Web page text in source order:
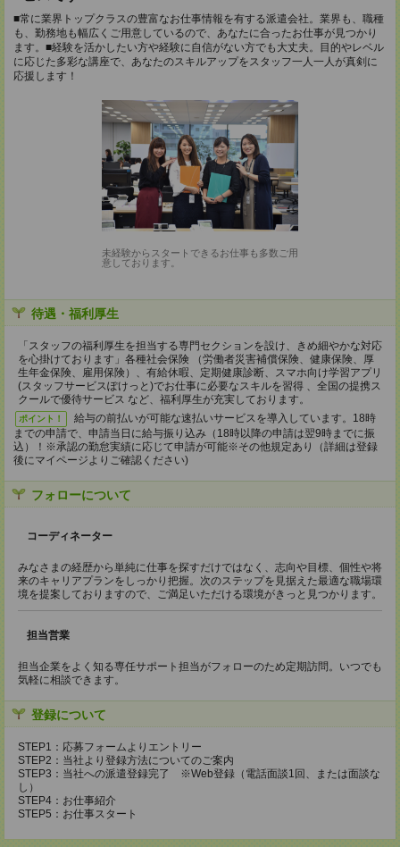
■常に業界トップクラスの豊富なお仕事情報を有する派遣会社。業界も、職種
も、勤務地も幅広くご用意しているので、あなたに合ったお仕事が見つかり
ます。■経験を活かしたい方や経験に自信がない方でも大丈夫。目的やレベル
に応じた多彩な講座で、あなたのスキルアップをスタッフ一人一人が真剣に
応援します！
未経験からスタートできるお仕事も多数ご用
意しております。
待遇・福利厚生
「スタッフの福利厚生を担当する専門セクションを設け、きめ細やかな対応
を心掛けております」各種社会保険 （労働者災害補償保険、健康保険、厚
生年金保険、雇用保険）、有給休暇、定期健康診断、スマホ向け学習アプリ
(スタッフサービスぽけっと)でお仕事に必要なスキルを習得 、全国の提携ス
クールで優待サービス など、福利厚生が充実しております。
ポイント！
給与の前払いが可能な速払いサービスを導入しています。18時
までの申請で、申請当日に給与振り込み（18時以降の申請は翌9時までに振
込）！※承認の勤怠実績に応じて申請が可能※その他規定あり（詳細は登録
後にマイページよりご確認ください)
フォローについて
コーディネーター
みなさまの経歴から単純に仕事を探すだけではなく、志向や目標、個性や将
来のキャリアプランをしっかり把握。次のステップを見据えた最適な職場環
境を提案しておりますので、ご満足いただける環境がきっと見つかります。
担当営業
担当企業をよく知る専任サポート担当がフォローのため定期訪問。いつでも
気軽に相談できます。
登録について
STEP1：応募フォームよりエントリー
STEP2：当社より登録方法についてのご案内
STEP3：当社への派遣登録完了 ※Web登録（電話面談1回、または面談な
し）
STEP4：お仕事紹介
STEP5：お仕事スタート